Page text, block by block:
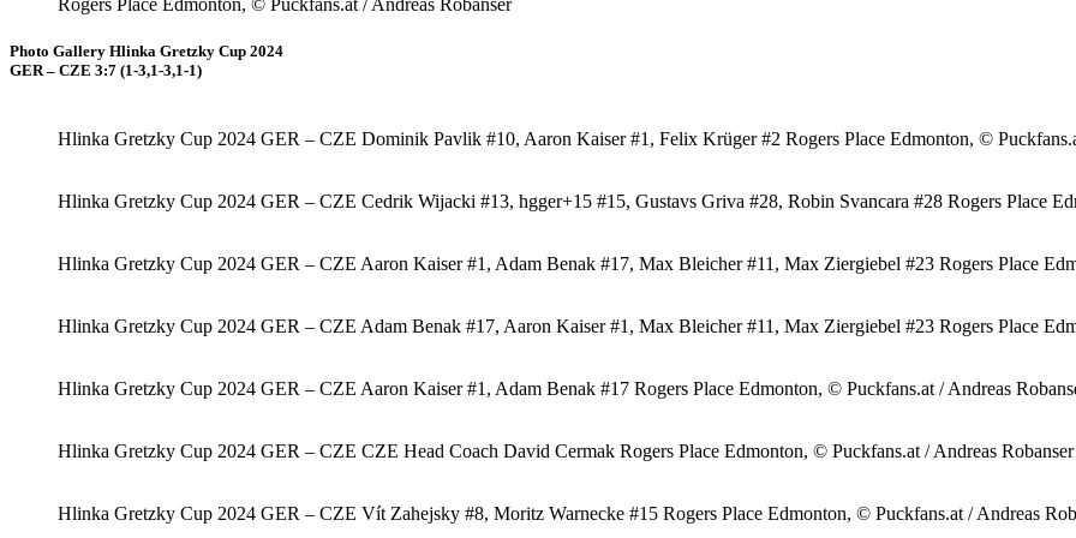
Photo Gallery Hlinka Gretzky Cup 2024
GER – CZE 3:7 (1-3,1-3,1-1)
Hlinka Gretzky Cup 2024 GER – CZE Dominik Pavlik #10, Aaron Kaiser #1, Felix Krüger #2 Rogers Place Edmonton, ©
Hlinka Gretzky Cup 2024 GER – CZE Cedrik Wijacki #13, hgger+15 #15, Gustavs Griva #28, Robin Svancara #28 Rogers Place
Hlinka Gretzky Cup 2024 GER – CZE Aaron Kaiser #1, Adam Benak #17, Max Bleicher #11, Max Ziergiebel #23 Rogers Place
Hlinka Gretzky Cup 2024 GER – CZE Adam Benak #17, Aaron Kaiser #1, Max Bleicher #11, Max Ziergiebel #23 Rogers Place
Hlinka Gretzky Cup 2024 GER – CZE Aaron Kaiser #1, Adam Benak #17 Rogers Place Edmonton, © Puckfans.at / Andreas
Hlinka Gretzky Cup 2024 GER – CZE CZE Head Coach David Cermak Rogers Place Edmonton, © Puckfans.at / Andreas Robanser
Hlinka Gretzky Cup 2024 GER – CZE Vít Zahejsky #8, Moritz Warnecke #15 Rogers Place Edmonton, © Puckfans.at / Andreas